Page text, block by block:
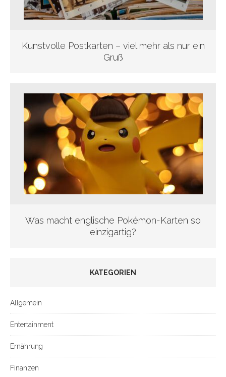
Kunstvolle Postkarten – viel mehr als nur ein
Gruß
Was macht englische Pokémon-Karten so
einzigartig?
KATEGORIEN
Allgemein
Entertainment
Ernährung
Finanzen